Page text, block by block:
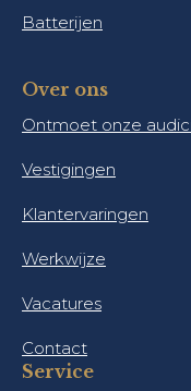
Batterijen
Over ons
Ontmoet onze
Vestigingen
Klantervaringen
Werkwijze
Vacatures
Contact
Service